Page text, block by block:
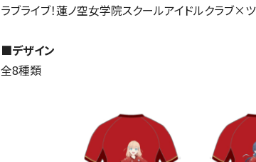
ラブライブ！蓮ノ空女学院スクールアイドルクラブ×
■デザイン
全8種類